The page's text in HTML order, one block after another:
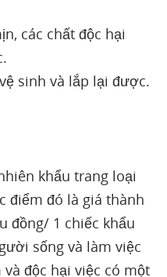
các chất độc hại
sinh và lắp lại được.
khẩu trang loại
điểm đó là giá thành
đồng/ 1 chiếc khẩu
sống và làm việc
độc hại việc có một